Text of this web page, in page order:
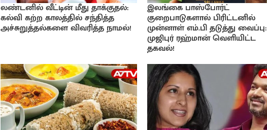
லண்டனில் வீட்டின் மீது தாக்குதல்:
கல்வி கற்ற காலத்தில் சந்தித்த
அச்சுறுத்தல்களை விவரித்த நாமல்!
இலங்கை பாஸ்போர்ட்
குறைபாடுகளால் பிரிட்டனில்
முன்னாள் எம்.பி தடுத்து வைப்பு:
முஜிபுர் ரஹ்மான் வெளியிட்ட
தகவல்!